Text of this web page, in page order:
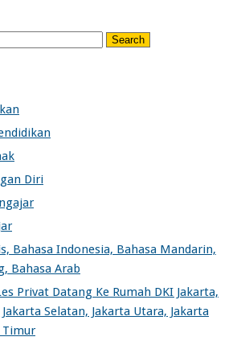
Diri
Bahasa Indonesia, Bahasa Mandarin,
Bahasa Arab
Privat Datang Ke Rumah DKI Jakarta,
Selatan, Jakarta Utara, Jakarta
Timur